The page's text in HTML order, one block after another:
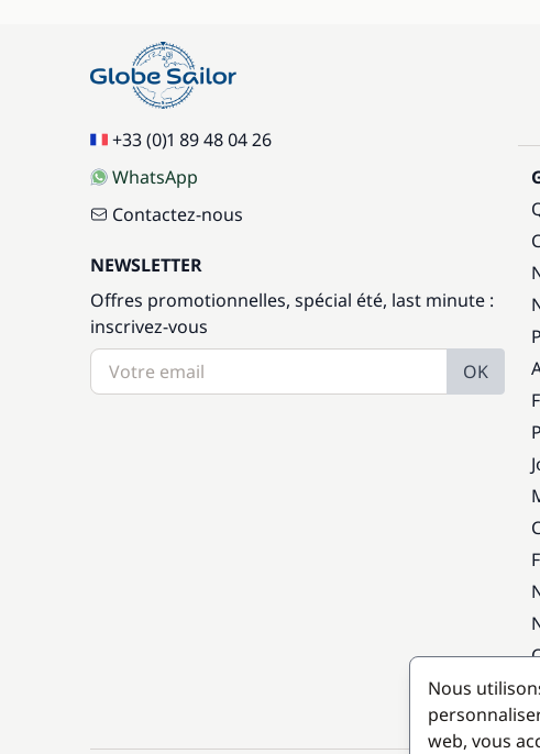
+33 (0)1 89 48 04 26
WhatsApp
Contactez-nous
NEWSLETTER
Offres promotionnelles, spécial été, last minute :
inscrivez-vous
OK
Nous
web, vous